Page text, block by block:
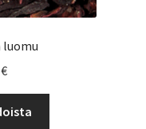
luomu
€Hintaluokka:
-